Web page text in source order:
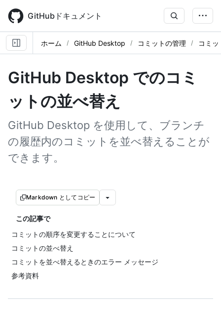
main
content
GitHubドキュメント
ホーム GitHub Desktop コミットの管理 コミ
GitHub Desktop でのコミ
ットの並べ替え
GitHub Desktop を使用して、ブランチ
の履歴内のコミットを並べ替えることが
できます。
Markdown としてコピー
この記事で
コミットの順序を変更することについて
コミットの並べ替え
コミットを並べ替えるときのエラー メッセージ
参考資料